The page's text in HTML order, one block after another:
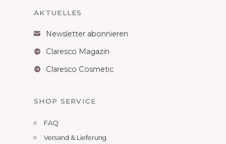
AKTUELLES
 Newsletter abonnieren
 Claresco Magazin
 Claresco Cosmetic
SHOP SERVICE
FAQ
Versand & Lieferung